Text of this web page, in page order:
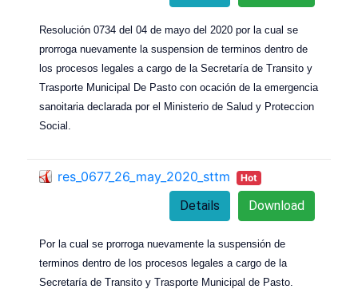
Resolución 0734 del 04 de mayo del 2020 por la cual se
prorroga nuevamente la suspension de terminos dentro de
los procesos legales a cargo de la Secretaría de Transito y
Trasporte Municipal De Pasto con ocación de la emergencia
sanoitaria declarada por el Ministerio de Salud y Proteccion
Social.
res_0677_26_may_2020_sttm Hot
Download
Details
Por la cual se prorroga nuevamente la suspensión de
terminos dentro de los procesos legales a cargo de la
Secretaría de Transito y Trasporte Municipal de Pasto.